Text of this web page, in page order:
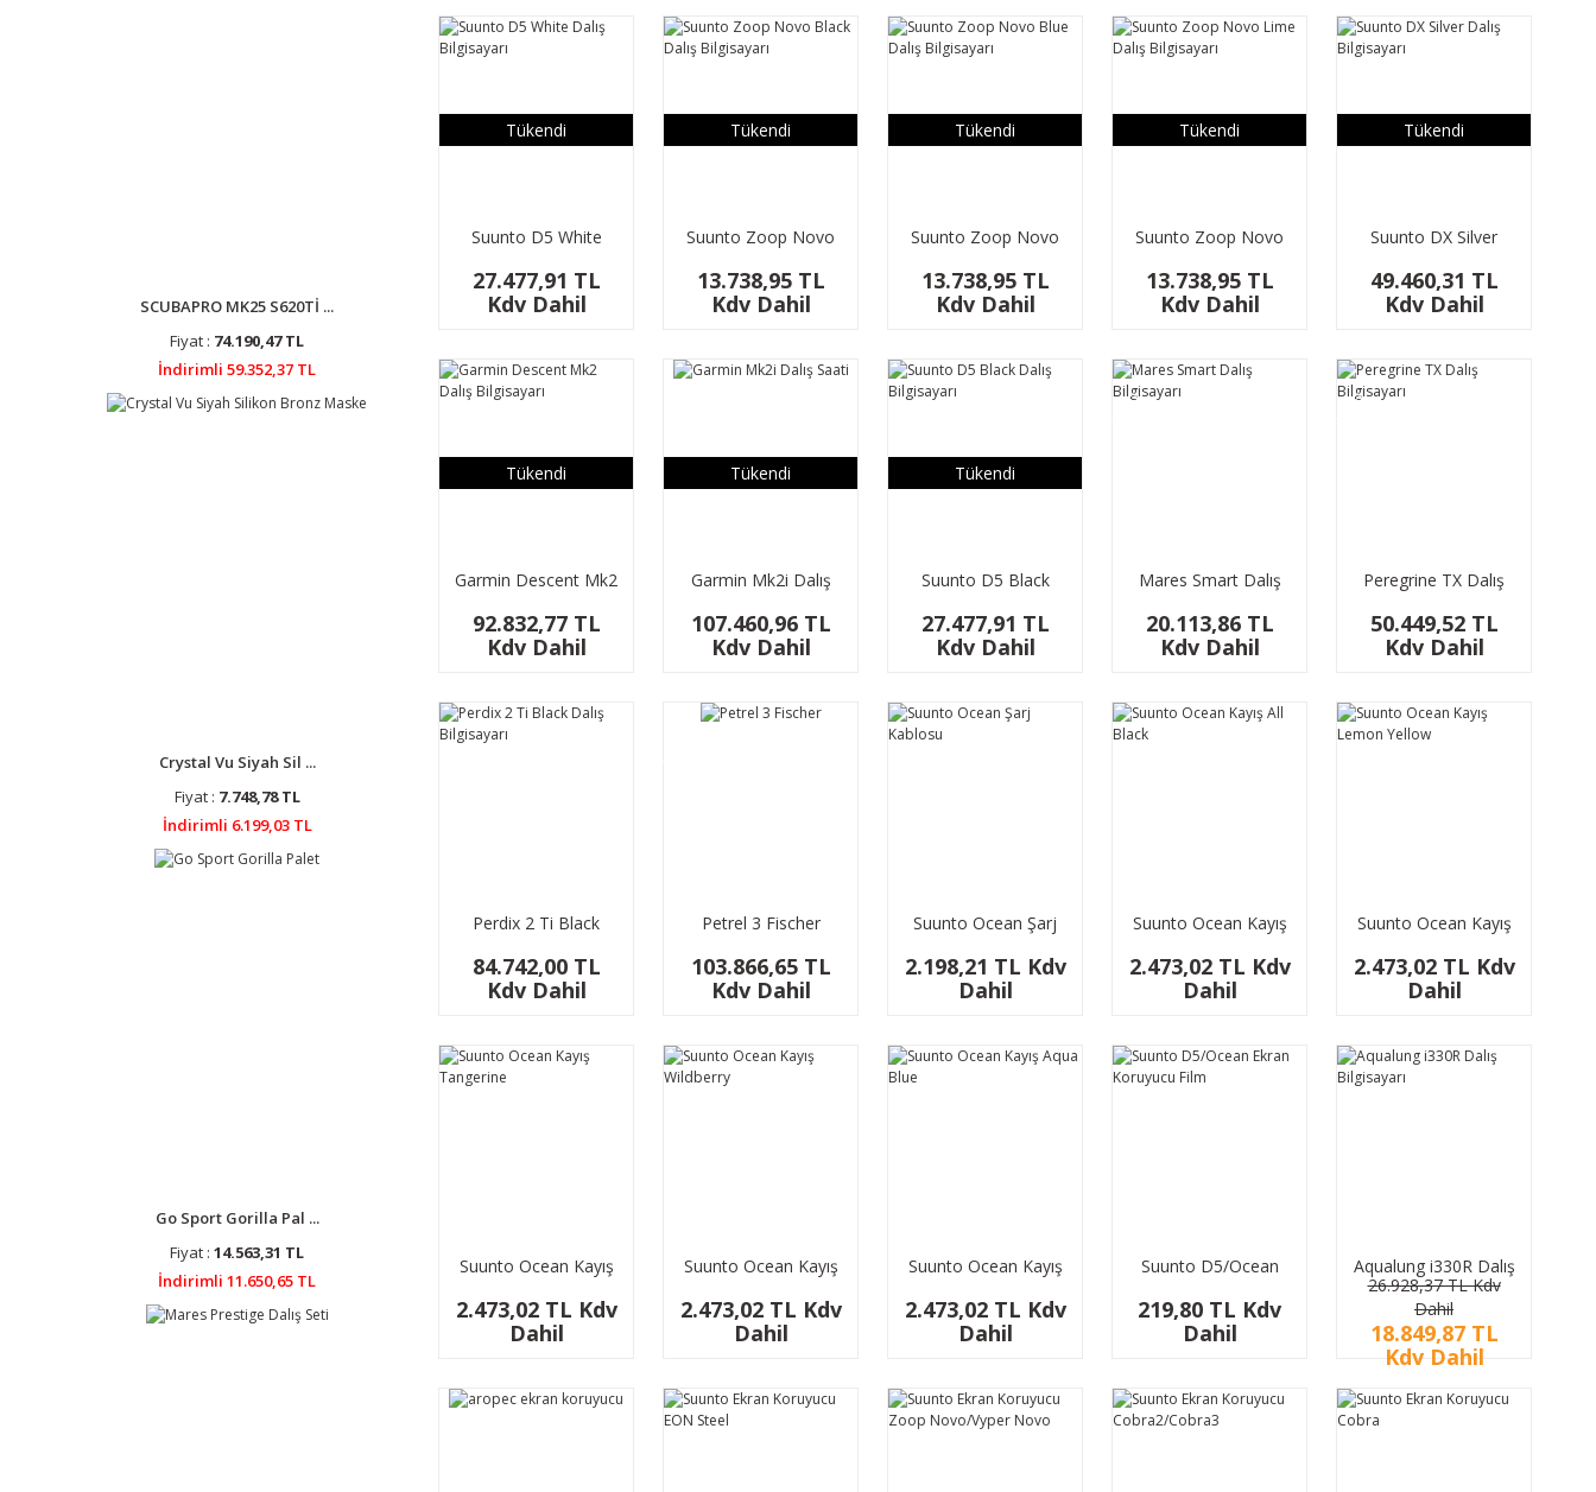
SCUBAPRO MK25 S620Tİ ...
Fiyat : 74.190,47 TL
İndirimli 59.352,37 TL
Crystal Vu Siyah Sil ...
Fiyat : 7.748,78 TL
İndirimli 6.199,03 TL
Go Sport Gorilla Pal ...
Fiyat : 14.563,31 TL
İndirimli 11.650,65 TL
Tükendi
Suunto D5 White
27.477,91 TL
Kdv Dahil
Tükendi
Suunto Zoop Novo
Bilgisayarı
13.738,95 TL
Kdv Dahil
Tükendi
Suunto Zoop Novo
13.738,95 TL
Kdv Dahil
Tükendi
Suunto Zoop Novo
13.738,95 TL
Kdv Dahil
Tükendi
Suunto DX Silver
49.460,31 TL
Kdv Dahil
Tükendi
Garmin Descent Mk2
92.832,77 TL
Kdv Dahil
Tükendi
Garmin Mk2i Dalış
107.460,96 TL
Kdv Dahil
Tükendi
Suunto D5 Black
27.477,91 TL
Kdv Dahil
YENİ
Mares Smart Dalış
20.113,86 TL
Kdv Dahil
YENİ
Peregrine TX Dalış
50.449,52 TL
Kdv Dahil
Perdix 2 Ti Black
84.742,00 TL
Kdv Dahil
Petrel 3 Fischer
103.866,65 TL
Kdv Dahil
Suunto Ocean Şarj
2.198,21 TL Kdv
Dahil
Suunto Ocean Kayış
2.473,02 TL Kdv
Dahil
Suunto Ocean Kayış
2.473,02 TL Kdv
Dahil
Suunto Ocean Kayış
2.473,02 TL Kdv
Dahil
Suunto Ocean Kayış
2.473,02 TL Kdv
Dahil
Suunto Ocean Kayış
2.473,02 TL Kdv
Dahil
Suunto D5/Ocean
219,80 TL Kdv
Dahil
Aqualung i330R Dalış
Bilgisayarı
26.928,37 TL Kdv
Dahil
18.849,87 TL
Kdv Dahil